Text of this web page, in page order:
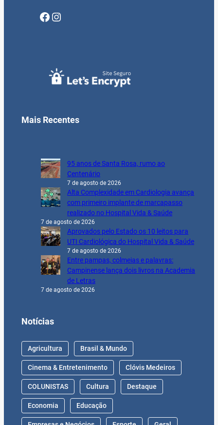
Facebook Instagram
Mais Recentes
95 anos de Santa Rosa, rumo ao
Centenário
7 de agosto de 2026
Alta Complexidade em Cardiologia avança
com primeiro implante de marcapasso
realizado no Hospital Vida & Saúde
7 de agosto de 2026
Aprovados pelo Estado os 10 leitos para
UTI Cardiológica do Hospital Vida & Saúde
7 de agosto de 2026
Entre pampas, colmeias e palavras:
Campinense lança dois livros na Academia
de Letras
7 de agosto de 2026
Notícias
Agricultura Brasil & Mundo
Cinema & Entretenimento Clóvis Medeiros
COLUNISTAS Cultura Destaque
Economia Educação